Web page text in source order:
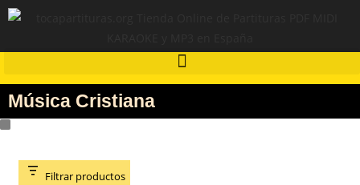
Música Cristiana
Filtrar productos